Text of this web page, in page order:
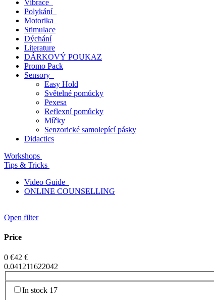
Vibrace
Polykání
Motorika
Stimulace
Dýchání
Literature
DÁRKOVÝ POUKAZ
Promo Pack
Sensory
Easy Hold
Světelné pomůcky
Pexesa
Reflexní pomůcky
Míčky
Senzorické samolepící pásky
Didactics
Workshops
Tips & Tricks
Video Guide
ONLINE COUNSELLING
Open filter
Price
0 €42 €
0.041211622042
In stock 17